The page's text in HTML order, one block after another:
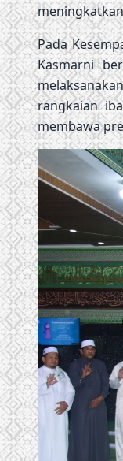
Pada
Kasmarni
rangkaian
membawa